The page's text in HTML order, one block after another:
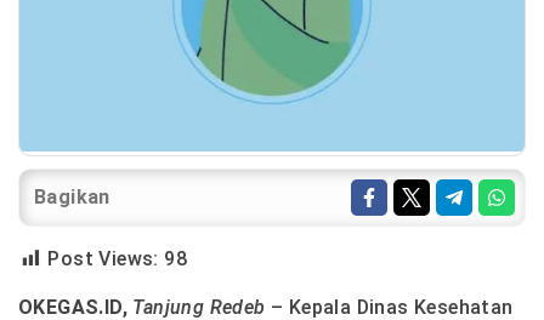
Bagikan
Post Views: 98
OKEGAS.ID, Tanjung Redeb – Kepala Dinas Kesehatan